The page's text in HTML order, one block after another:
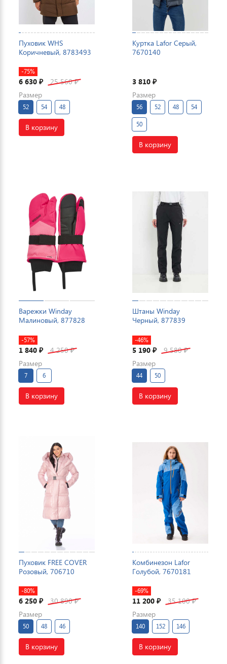
Пуховик WHS
Коричневый, 8783493
-75%
6 630 ₽ 25 560₽
Размер
52 54 48
В корзину
Куртка Lafor Серый,
7670140
3 810 ₽
Размер
56 52 48 54
50
В корзину
Варежки Winday
Малиновый, 877828
-57%
1 840 ₽ 4 250₽
Размер
7 6
В корзину
Штаны Winday
Черный, 877839
-46%
5 190 ₽ 9 580₽
Размер
44 50
В корзину
Пуховик FREE COVER
Розовый, 706710
-80%
6 250 ₽ 30 890₽
Размер
50 48 46
В корзину
Комбинезон Lafor
Голубой, 7670181
-69%
11 200 ₽ 35 100₽
Размер
140 152 146
В корзину